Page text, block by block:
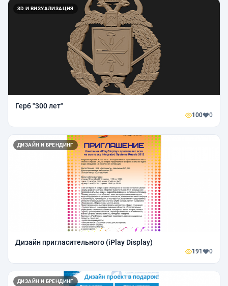
3D И ВИЗУАЛИЗАЦИЯ
Герб "300 лет"
100 0
ДИЗАЙН И БРЕНДИНГ
Дизайн пригласительного (iPlay Display)
191 0
ДИЗАЙН И БРЕНДИНГ